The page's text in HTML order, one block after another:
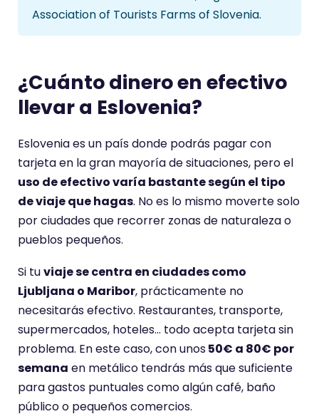
Association of Tourists Farms of Slovenia.
¿Cuánto dinero en efectivo
llevar a Eslovenia?
Eslovenia es un país donde podrás pagar con
tarjeta en la gran mayoría de situaciones, pero el
uso de efectivo varía bastante según el tipo
de viaje que hagas. No es lo mismo moverte solo
por ciudades que recorrer zonas de naturaleza o
pueblos pequeños.
Si tuviaje se centra en ciudades como
Ljubljana o Maribor, prácticamente no
necesitarás efectivo. Restaurantes, transporte,
supermercados, hoteles… todo acepta tarjeta sin
problema. En este caso, con unos50€ a 80€ por
semana en metálico tendrás más que suficiente
para gastos puntuales como algún café, baño
público o pequeños comercios.